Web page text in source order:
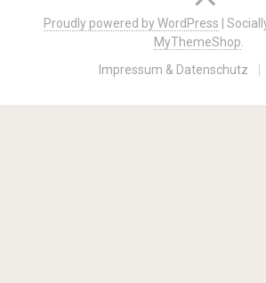
navigation
Proudly powered by WordPress |
MyThemeShop
Impressum & Datenschutz